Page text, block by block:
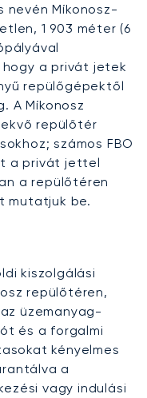
nevén Míkonosz-
1 903 méter (6
a privát jetek
repülőgépektől
A Míkonosz
repülőtér
számos FBO
a privát jettel
a repülőtéren
mutatjuk be.
kiszolgálási
repülőtéren,
üzemanyag-
és a forgalmi
kényelmes
a
vagy indulási